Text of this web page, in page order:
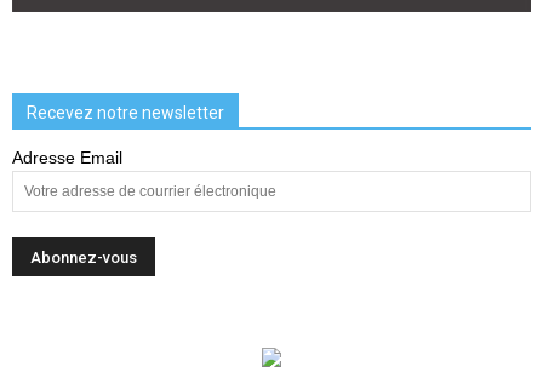
Recevez notre newsletter
Adresse Email